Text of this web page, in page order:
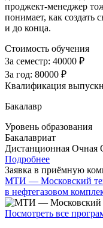
проджект-менеджер
понимает, как создать
и до конца.
Стоимость обучения
За семестр: 40000 ₽
За год: 80000 ₽
Квалификация
Бакалавр
Уровень образования
Бакалавриат
Дистанционная Очная
Подробнее
Заявка в приёмную
МТИ — Московский
в нефтегазовом
Посмотреть все